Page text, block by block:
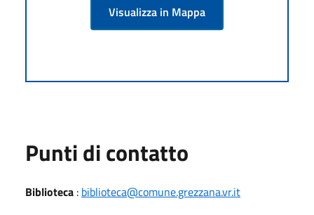
Visualizza in Mappa
Punti di contatto
Biblioteca : biblioteca@comune.grezzana.vr.it